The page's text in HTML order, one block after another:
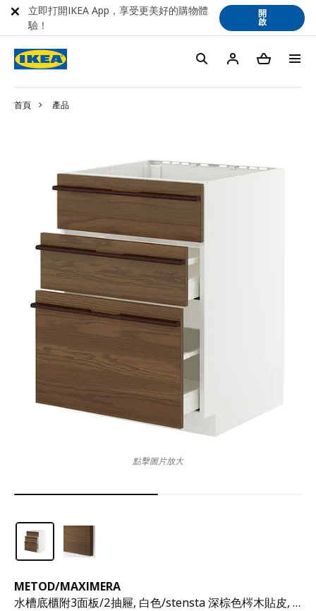
首頁 產品
METOD/MAXIMERA
水槽底櫃附3面板/2抽屜, 白色/stensta 深棕色梣木貼皮, 60x60x80 公分
點擊圖片放大
立即打開IKEA App，享受更美好的購物體
驗！
開
啟